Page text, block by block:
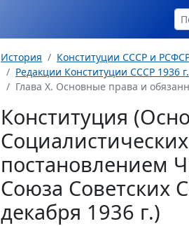
История Конституции СССР и
Редакции Конституции СССР 1936 г.
Глава Х. Основные права и
Конституция
постановлением
Союза Советских
декабря 1936 г.)